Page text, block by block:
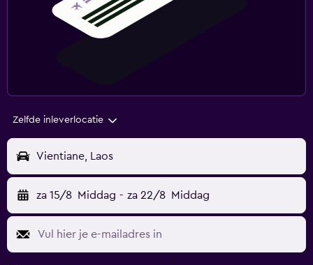
Zelfde inleverlocatie
Vientiane, Laos
za 15/8 Middag - za 22/8 Middag